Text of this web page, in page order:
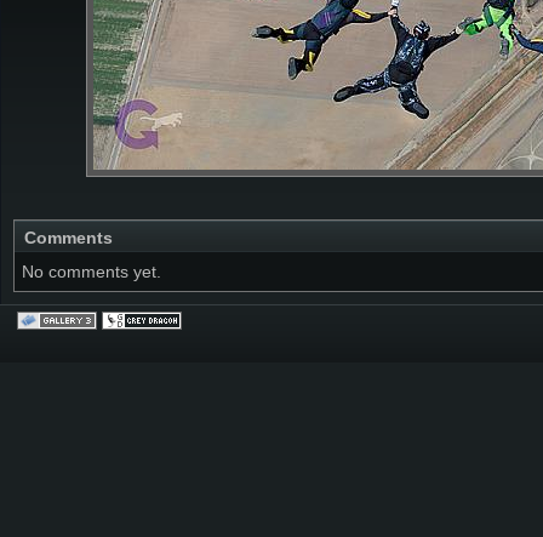
Comments
No comments yet.